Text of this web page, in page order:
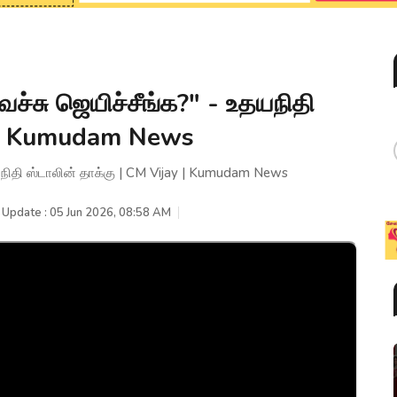
ஜெயிச்சீங்க?" - உதயநிதி
News
ஸ்டாலின் தாக்கு | CM Vijay | Kumudam News
: 05 Jun 2026, 08:58 AM